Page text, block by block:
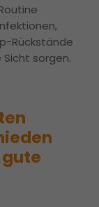
Rückstände
sorgen.